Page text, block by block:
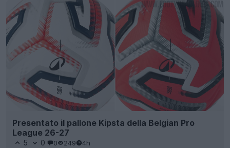
Presentato il pallone Kipsta della Belgian Pro
League 26-27
5 0 0 249 4h